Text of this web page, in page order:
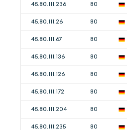
45.80.111.236 80
45.80.111.26 80
45.80.111.67 80
45.80.111.136 80
45.80.111.126 80
45.80.111.172 80
45.80.111.204 80
45.80.111.235 80